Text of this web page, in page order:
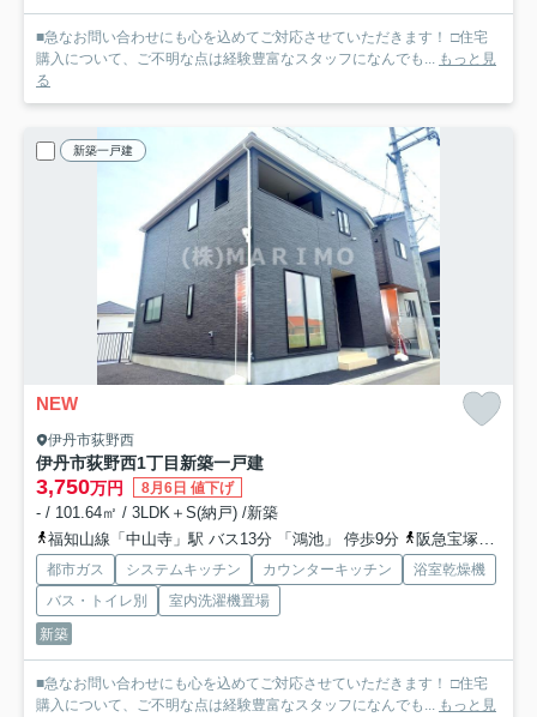
■急なお問い合わせにも心を込めてご対応させていただきます！ □住宅
購入について、ご不明な点は経験豊富なスタッフになんでも... もっと見
る
新築一戸建
NEW
伊丹市荻野西
伊丹市荻野西1丁目新築一戸建
3,750万円 8月6日 値下げ
- / 101.64㎡ / 3LDK＋S(納戸) /新築
福知山線「中山寺」駅 バス13分 「鴻池」 停歩9分
阪急宝塚本線「山本」駅 徒歩33分
都市ガス システムキッチン カウンターキッチン
浴室乾燥機
バス・トイレ別
室内洗濯機置場
新築
■急なお問い合わせにも心を込めてご対応させていただきます！ □住宅
購入について、ご不明な点は経験豊富なスタッフになんでも... もっと見